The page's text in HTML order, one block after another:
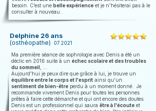
besoin. C’est une belle expérience et je n’hésiterai pas à le
consulter à nouveau.
Delphine 26 ans
(osthéopathe)
07.2021
Ma première séance de sophrologie avec Denis a été un
déclic en 2016 suite à un échec scolaireetdes troubles
du sommeil
Aujourd'hui je peux dire que grâce à lui, je trouve un
équilibre entre le corps et l'esprit ainsi qu'un
sentiment de bien-être perdu à un moment donné. Je
recommande vivement Denis pour toutes les personnes
prêtes à faire cette démarche et qui ont encore des doutes.
Denis est un professionnel qui saura être à l'écoute et